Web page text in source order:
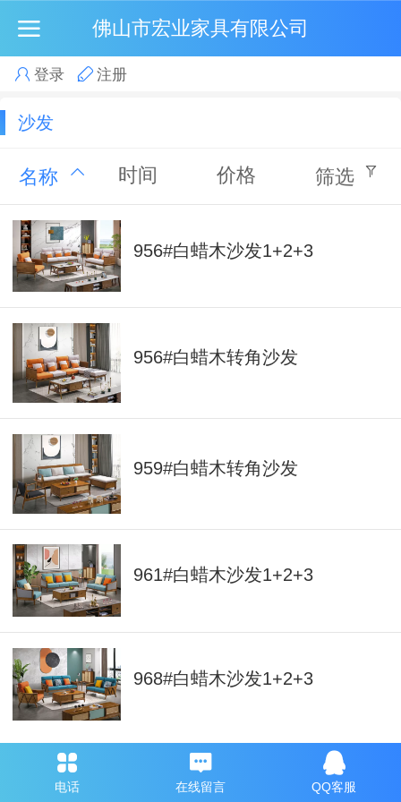
佛山市宏业家具有限公司
登录 注册
沙发
名称 时间 价格 筛选
956#白蜡木沙发1+2+3
956#白蜡木转角沙发
959#白蜡木转角沙发
961#白蜡木沙发1+2+3
968#白蜡木沙发1+2+3
电话 在线留言 QQ客服